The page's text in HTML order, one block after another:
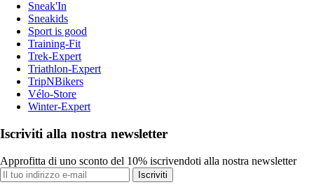
Sneak'In
Sneakids
Sport is good
Training-Fit
Trek-Expert
Triathlon-Expert
TripNBikers
Vélo-Store
Winter-Expert
Iscriviti alla nostra newsletter
Approfitta di uno sconto del 10% iscrivendoti alla nostra newsletter
Iscriviti